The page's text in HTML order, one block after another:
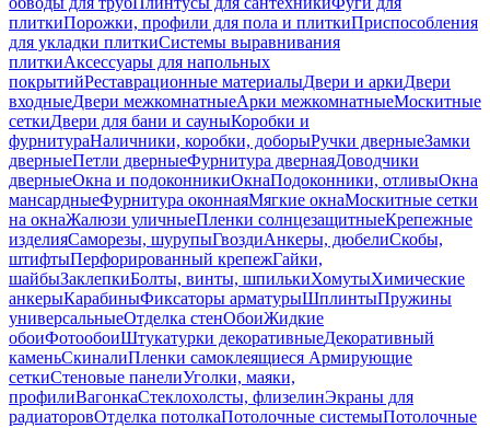
плиткиПорожки, профили для пола и плиткиПриспособления
для укладки плиткиСистемы выравнивания
плиткиАксессуары для напольных
покрытийРеставрационные материалыДвери и аркиДвери
входныеДвери межкомнатныеАрки межкомнатныеМоскитные
сеткиДвери для бани и сауныКоробки и
фурнитураНаличники, коробки, доборыРучки дверныеЗамки
дверныеПетли дверныеФурнитура двернаяДоводчики
дверныеОкна и подоконникиОкнаПодоконники, отливыОкна
мансардныеФурнитура оконнаяМягкие окнаМоскитные сетки
на окнаЖалюзи уличныеПленки солнцезащитныеКрепежные
изделияСаморезы, шурупыГвоздиАнкеры, дюбелиСкобы,
штифтыПерфорированный крепежГайки,
шайбыЗаклепкиБолты, винты, шпилькиХомутыХимические
анкерыКарабиныФиксаторы арматурыШплинтыПружины
универсальныеОтделка стенОбоиЖидкие
обоиФотообоиШтукатурки декоративныеДекоративный
каменьСкиналиПленки самоклеящиеся Армирующие
сеткиСтеновые панелиУголки, маяки,
профилиВагонкаСтеклохолсты, флизелинЭкраны для
радиаторовОтделка потолкаПотолочные системыПотолочные